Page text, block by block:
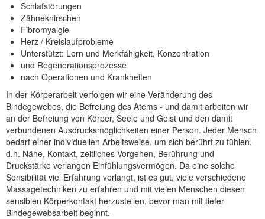
Schlafstörungen
Zähneknirschen
Fibromyalgie
Herz / Kreislaufprobleme
Unterstützt: Lern und Merkfähigkeit, Konzentration
und Regenerationsprozesse
nach Operationen und Krankheiten
In der Körperarbeit verfolgen wir eine Veränderung des
Bindegewebes, die Befreiung des Atems - und damit arbeiten wir
an der Befreiung von Körper, Seele und Geist und den damit
verbundenen Ausdrucksmöglichkeiten einer Person. Jeder Mensch
bedarf einer individuellen Arbeitsweise, um sich berührt zu fühlen,
d.h. Nähe, Kontakt, zeitliches Vorgehen, Berührung und
Druckstärke verlangen Einfühlungsvermögen. Da eine solche
Sensibilität viel Erfahrung verlangt, ist es gut, viele verschiedene
Massagetechniken zu erfahren und mit vielen Menschen diesen
sensiblen Körperkontakt herzustellen, bevor man mit tiefer
Bindegewebsarbeit beginnt.